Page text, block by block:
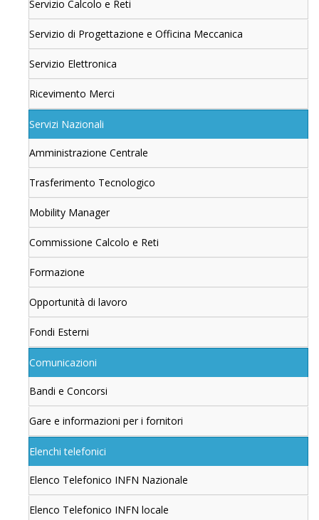
Servizio Calcolo e Reti
Servizio di Progettazione e Officina Meccanica
Servizio Elettronica
Ricevimento Merci
Servizi Nazionali
Amministrazione Centrale
Trasferimento Tecnologico
Mobility Manager
Commissione Calcolo e Reti
Formazione
Opportunità di lavoro
Fondi Esterni
Comunicazioni
Bandi e Concorsi
Gare e informazioni per i fornitori
Elenchi telefonici
Elenco Telefonico INFN Nazionale
Elenco Telefonico INFN locale